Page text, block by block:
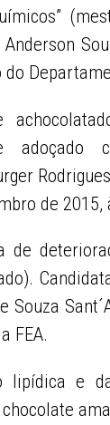
adoçado
de 2015,
de
Souza
FEA.
lipídica e